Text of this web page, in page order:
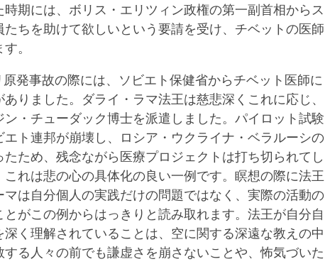
期には、ボリス・エリツィン政権の第一副首相からス
たちを助けて欲しいという要請を受け、チベットの医師
。
原発事故の際には、ソビエト保健省からチベット医師に
りました。ダライ・ラマ法王は慈悲深くこれに応じ、
・チューダック博士を派遣しました。パイロット試験
ト連邦が崩壊し、ロシア・ウクライナ・ベラルーシの
ため、残念ながら医療プロジェクトは打ち切られてし
これは悲の心の具体化の良い一例です。瞑想の際に法王
は自分個人の実践だけの問題ではなく、実際の活動の
がこの例からはっきりと読み取れます。法王が自分自
く理解されていることは、空に関する深遠な教えの中
る人々の前でも謙虚さを崩さないことや、怖気づいた